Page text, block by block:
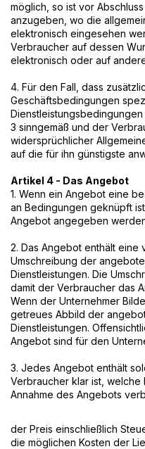
möglich, so ist vor
anzugeben, wo die
elektronisch eingesehen
Verbraucher auf dessen
elektronisch oder auf
4. Für den Fall, dass
Geschäftsbedingungen
3 sinngemäß und der
widersprüchlicher
auf die für ihn günstigste
Artikel 4 - Das Angebot
1. Wenn ein Angebot eine
an Bedingungen geknüpft
Angebot angegeben
2. Das Angebot enthält eine
Umschreibung der
Dienstleistungen. Die
damit der Verbraucher das
Wenn der Unternehmer
getreues Abbild der
Dienstleistungen.
Angebot sind für den
3. Jedes Angebot enthält
Verbraucher klar ist, welche
Annahme des Angebots
der Preis einschließlich
die möglichen Kosten der